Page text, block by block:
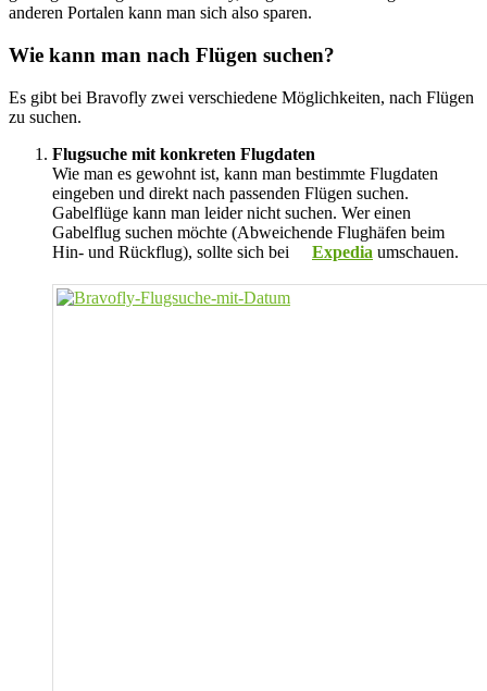
anderen Portalen kann man sich also sparen.
Wie kann man nach Flügen suchen?
Es gibt bei Bravofly zwei verschiedene Möglichkeiten, nach Flügen
zu suchen.
Flugsuche mit konkreten Flugdaten
Wie man es gewohnt ist, kann man bestimmte Flugdaten
eingeben und direkt nach passenden Flügen suchen.
Gabelflüge kann man leider nicht suchen. Wer einen
Gabelflug suchen möchte (Abweichende Flughäfen beim
Hin- und Rückflug), sollte sich bei
Expedia umschauen.